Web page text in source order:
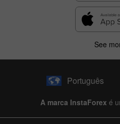
See
Português
A marca InstaForex é